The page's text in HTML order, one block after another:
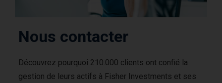
Nous contacter
Découvrez pourquoi 210.000 clients ont confié la
gestion de leurs actifs à Fisher Investments et ses